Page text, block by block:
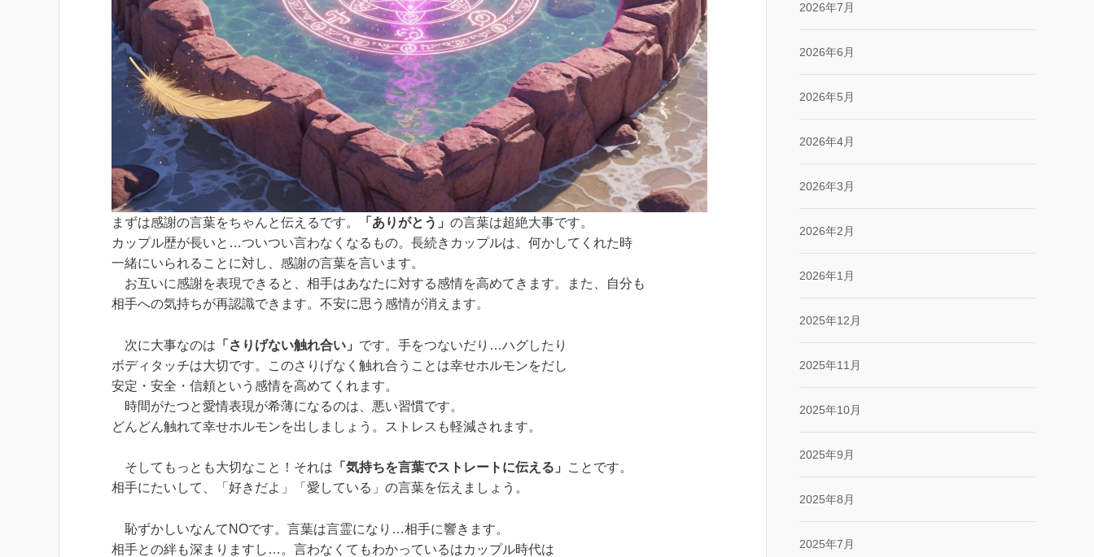
まずは感謝の言葉をちゃんと伝えるです。 「ありがとう」 の言葉は超絶大事です。
カップル歴が長いと…ついつい言わなくなるもの。長続きカップルは、何かしてくれた時
一緒にいられることに対し、感謝の言葉を言います。
お互いに感謝を表現できると、相手はあなたに対する感情を高めてきます。また、自分も
相手への気持ちが再認識できます。不安に思う感情が消えます。
次に大事なのは 「さりげない触れ合い」 です。手をつないだり…ハグしたり
ボディタッチは大切です。このさりげなく触れ合うことは幸せホルモンをだし
安定・安全・信頼という感情を高めてくれます。
時間がたつと愛情表現が希薄になるのは、悪い習慣です。
どんどん触れて幸せホルモンを出しましょう。ストレスも軽減されます。
そしてもっとも大切なこと！それは 「気持ちを言葉でストレートに伝える」
ことです。
相手にたいして、「好きだよ」「愛している」の言葉を伝えましょう。
恥ずかしいなんてNOです。言葉は言霊になり…相手に響きます。
相手との絆も深まりますし…。言わなくてもわかっているはカップル時代は
2026年7月
2026年6月
2026年5月
2026年4月
2026年3月
2026年2月
2026年1月
2025年12月
2025年11月
2025年10月
2025年9月
2025年8月
2025年7月